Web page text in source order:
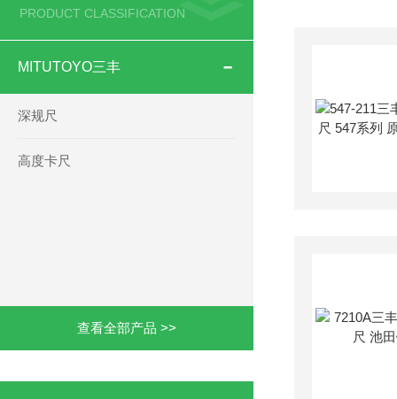
PRODUCT CLASSIFICATION
MITUTOYO三丰
深规尺
高度卡尺
查看全部产品 >>